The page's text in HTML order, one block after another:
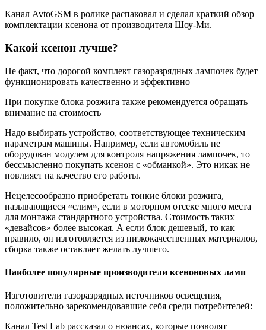
Канал AvtoGSM в ролике распаковал и сделал краткий обзор
комплектации ксенона от производителя Шоу-Ми.
Какой ксенон лучше?
Не факт, что дорогой комплект газоразрядных лампочек будет
функционировать качественно и эффективно
При покупке блока розжига также рекомендуется обращать
внимание на стоимость
Надо выбирать устройство, соответствующее техническим
параметрам машины. Например, если автомобиль не
оборудован модулем для контроля напряжения лампочек, то
бессмысленно покупать ксенон с «обманкой». Это никак не
повлияет на качество его работы.
Нецелесообразно приобретать тонкие блоки розжига,
называющиеся «слим», если в моторном отсеке много места
для монтажа стандартного устройства. Стоимость таких
«девайсов» более высокая. А если блок дешевый, то как
правило, он изготовляется из низкокачественных материалов,
сборка также оставляет желать лучшего.
Наиболее популярные производители ксеноновых ламп
Изготовители газоразрядных источников освещения,
положительно зарекомендовавшие себя среди потребителей:
Канал Test Lab рассказал о нюансах, которые позволят